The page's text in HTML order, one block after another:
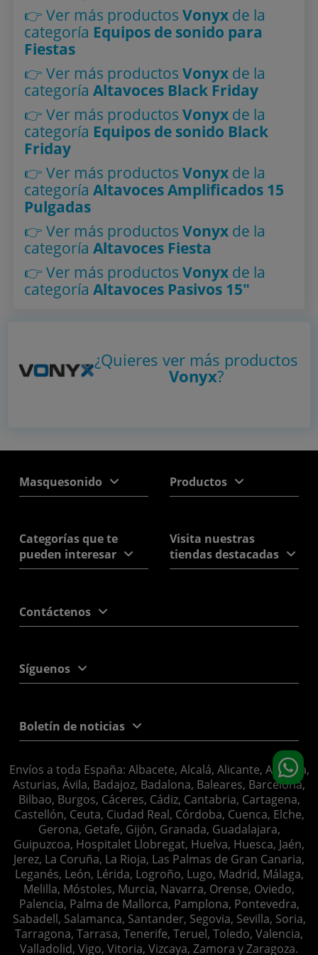
👉 Ver más productos Vonyxde la
categoría Equipos de sonido para
Fiestas
👉 Ver más productos Vonyxde la
categoría Altavoces Black Friday
👉 Ver más productos Vonyxde la
categoría Equipos de sonido Black
Friday
👉 Ver más productos Vonyxde la
categoría Altavoces Amplificados 15
Pulgadas
👉 Ver más productos Vonyxde la
categoría Altavoces Fiesta
👉 Ver más productos Vonyxde la
categoría Altavoces Pasivos 15"
¿Quieres ver más productos
Vonyx?
Masquesonido Productos
Categorías que te
pueden interesar
Visita nuestras
tiendas destacadas
Contáctenos
Síguenos
Boletín de noticias
Envíos a toda España: Albacete, Alcalá, Alicante, Almería,
Asturias, Ávila, Badajoz, Badalona, Baleares, Barcelona,
Bilbao, Burgos, Cáceres, Cádiz, Cantabria, Cartagena,
Castellón, Ceuta, Ciudad Real, Córdoba, Cuenca, Elche,
Gerona, Getafe, Gijón, Granada, Guadalajara,
Guipuzcoa, Hospitalet Llobregat, Huelva, Huesca, Jaén,
Jerez, La Coruña, La Rioja, Las Palmas de Gran Canaria,
Leganés, León, Lérida, Logroño, Lugo, Madrid, Málaga,
Melilla, Móstoles, Murcia, Navarra, Orense, Oviedo,
Palencia, Palma de Mallorca, Pamplona, Pontevedra,
Sabadell, Salamanca, Santander, Segovia, Sevilla, Soria,
Tarragona, Tarrasa, Tenerife, Teruel, Toledo, Valencia,
Valladolid, Vigo, Vitoria, Vizcaya, Zamora y Zaragoza.